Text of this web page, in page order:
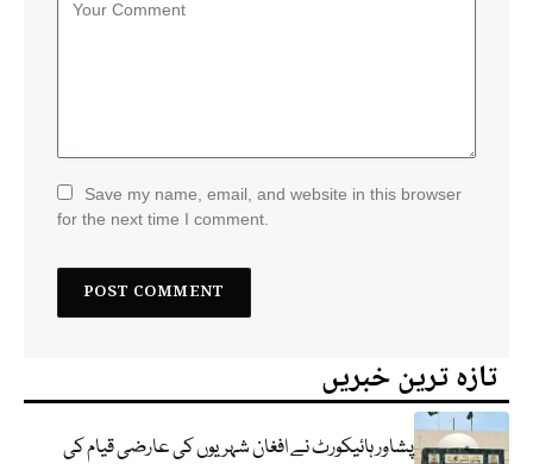
Save my name, email, and website in this browser
for the next time I comment.
تازہ ترین خبریں
پشاور ہائیکورٹ نے افغان شہریوں کی عارضی قیام کی